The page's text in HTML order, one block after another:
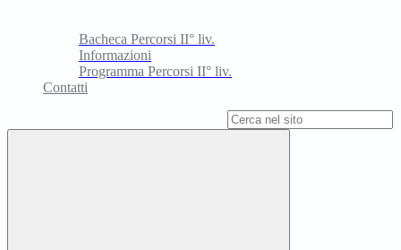
Bacheca Percorsi II° liv.
Informazioni
Programma Percorsi II° liv.
Contatti